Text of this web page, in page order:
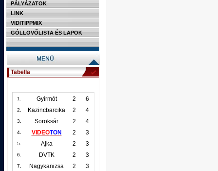
PÁLYÁZATOK
LINK
VIDITIPPMIX
GÓLLÖVŐLISTA ÉS LAPOK
Tabella
1. Gyirmót 2 6
2. Kazincbarcika 2 4
3. Soroksár 2 4
4. VIDEOTON 2 3
5. Ajka 2 3
6. DVTK 2 3
7. Nagykanizsa 2 3